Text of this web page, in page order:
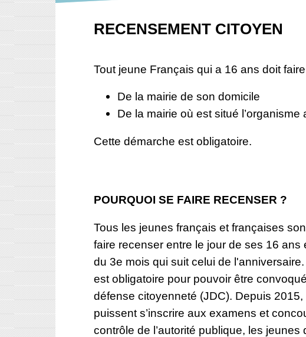
RECENSEMENT CITOYEN
Tout jeune Français qui a 16 ans doit
De la mairie de son domicile
De la mairie où est situé
Cette démarche est obligatoire.
POURQUOI SE FAIRE RECENSER ?
Tous les jeunes français et françaises
faire recenser entre le jour de ses 16 ans
du 3e mois qui suit celui de
est obligatoire pour pouvoir être
défense citoyenneté (JDC). Depuis 2015,
puissent s’inscrire aux examens et
contrôle de l’autorité publique, les jeunes